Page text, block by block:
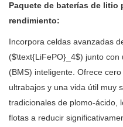
Paquete de baterías de litio
rendimiento:
Incorpora celdas avanzadas
($\text{LiFePO}_4$) junto
(BMS) inteligente. Ofrece
ultrabajos y una vida útil muy
tradicionales de plomo-ácido,
flotas a reducir